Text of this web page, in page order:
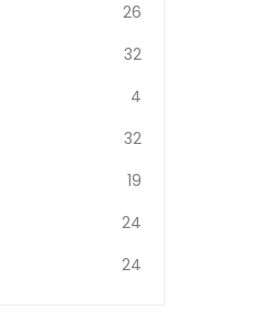
26
32
4
32
19
24
24